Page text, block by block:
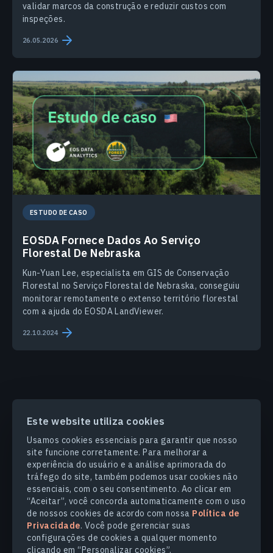
Este website utiliza cookies
Usamos cookies essenciais para garantir que nosso
site funcione corretamente. Para melhorar a
experiência do usuário e a análise aprimorada do
tráfego do site, também podemos usar cookies não
essenciais, com o seu consentimento. Ao clicar em
“Aceitar”, você concorda automaticamente com o uso
de nossos cookies de acordo com nossa Política de
Privacidade. Você pode gerenciar suas
configurações de cookies a qualquer momento
clicando em “Personalizar cookies”.
validar marcos da construção e reduzir custos com
inspeções.
26.05.2026
ESTUDO DE CASO
EOSDA Fornece Dados Ao Serviço
Florestal De Nebraska
Kun-Yuan Lee, especialista em GIS de Conservação
Florestal no Serviço Florestal de Nebraska, conseguiu
monitorar remotamente o extenso território florestal
com a ajuda do EOSDA LandViewer.
22.10.2024
PRODUCTS & SOLUTIONS
SETORES
COMPANHIA
EXPLORE